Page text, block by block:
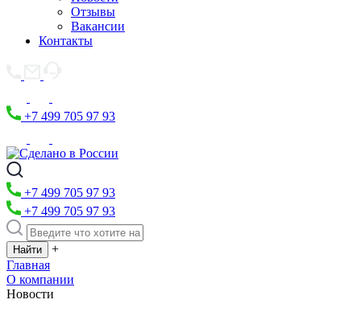
Отзывы
Вакансии
Контакты
+7 499 705 97 93
+7 499 705 97 93
+7 499 705 97 93
+
Главная
О компании
Новости